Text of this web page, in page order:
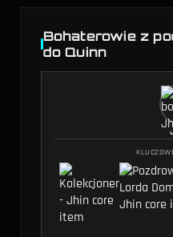
Bohaterowie z
do Quinn